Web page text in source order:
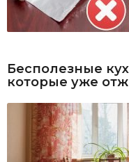
Бесполезные
которые уже